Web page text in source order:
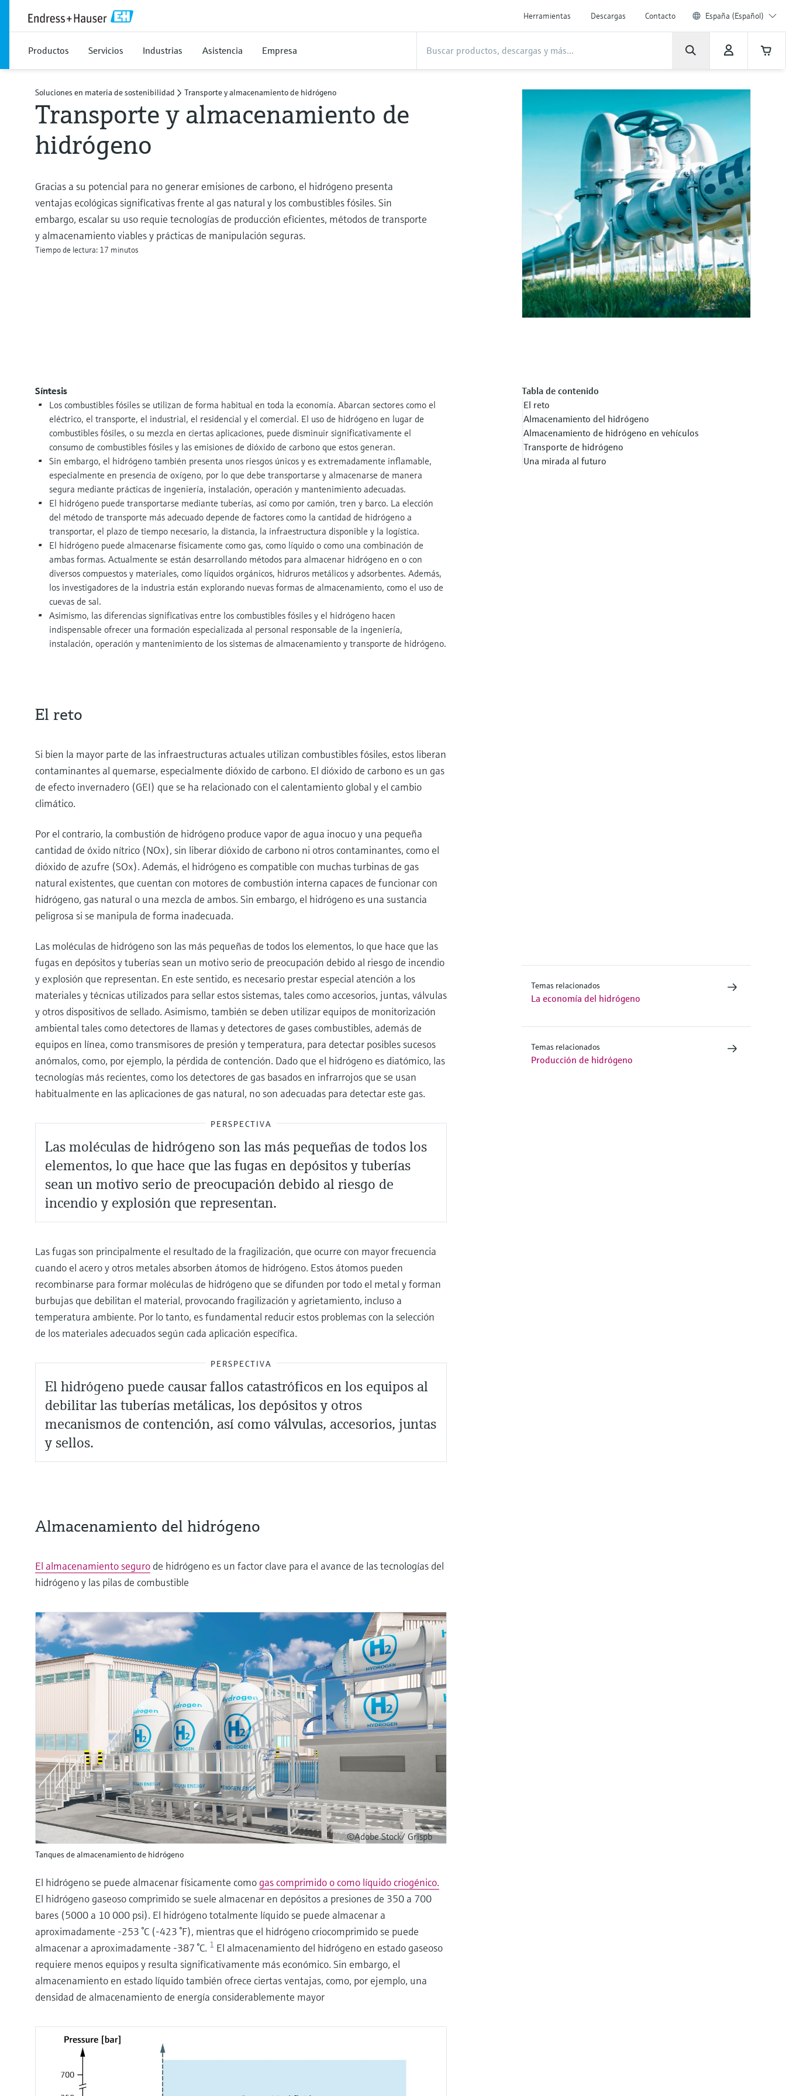
Herramientas Descargas Contacto España (Español)
Productos Servicios Industrias Asistencia Empresa
Soluciones en materia de sostenibilidad Transporte y almacenamiento de hidrógeno
Transporte y almacenamiento de
hidrógeno
Gracias a su potencial para no generar emisiones de carbono, el hidrógeno presenta
ventajas ecológicas significativas frente al gas natural y los combustibles fósiles. Sin
embargo, escalar su uso requie tecnologías de producción eficientes, métodos de transporte
y almacenamiento viables y prácticas de manipulación seguras.
Tiempo de lectura: 17 minutos
Síntesis
Los combustibles fósiles se utilizan de forma habitual en toda la economía. Abarcan sectores como el
eléctrico, el transporte, el industrial, el residencial y el comercial. El uso de hidrógeno en lugar de
combustibles fósiles, o su mezcla en ciertas aplicaciones, puede disminuir significativamente el
consumo de combustibles fósiles y las emisiones de dióxido de carbono que estos generan.
Sin embargo, el hidrógeno también presenta unos riesgos únicos y es extremadamente inflamable,
especialmente en presencia de oxígeno, por lo que debe transportarse y almacenarse de manera
segura mediante prácticas de ingeniería, instalación, operación y mantenimiento adecuadas.
El hidrógeno puede transportarse mediante tuberías, así como por camión, tren y barco. La elección
del método de transporte más adecuado depende de factores como la cantidad de hidrógeno a
transportar, el plazo de tiempo necesario, la distancia, la infraestructura disponible y la logística.
El hidrógeno puede almacenarse físicamente como gas, como líquido o como una combinación de
ambas formas. Actualmente se están desarrollando métodos para almacenar hidrógeno en o con
diversos compuestos y materiales, como líquidos orgánicos, hidruros metálicos y adsorbentes. Además,
los investigadores de la industria están explorando nuevas formas de almacenamiento, como el uso de
cuevas de sal.
Asimismo, las diferencias significativas entre los combustibles fósiles y el hidrógeno hacen
indispensable ofrecer una formación especializada al personal responsable de la ingeniería,
instalación, operación y mantenimiento de los sistemas de almacenamiento y transporte de hidrógeno.
Tabla de contenido
El reto
Almacenamiento del hidrógeno
Almacenamiento de hidrógeno en vehículos
Transporte de hidrógeno
Una mirada al futuro
El reto
Si bien la mayor parte de las infraestructuras actuales utilizan combustibles fósiles, estos liberan
contaminantes al quemarse, especialmente dióxido de carbono. El dióxido de carbono es un gas
de efecto invernadero (GEI) que se ha relacionado con el calentamiento global y el cambio
climático.
Por el contrario, la combustión de hidrógeno produce vapor de agua inocuo y una pequeña
cantidad de óxido nítrico (NOx), sin liberar dióxido de carbono ni otros contaminantes, como el
dióxido de azufre (SOx). Además, el hidrógeno es compatible con muchas turbinas de gas
natural existentes, que cuentan con motores de combustión interna capaces de funcionar con
hidrógeno, gas natural o una mezcla de ambos. Sin embargo, el hidrógeno es una sustancia
peligrosa si se manipula de forma inadecuada.
Las moléculas de hidrógeno son las más pequeñas de todos los elementos, lo que hace que las
fugas en depósitos y tuberías sean un motivo serio de preocupación debido al riesgo de incendio
y explosión que representan. En este sentido, es necesario prestar especial atención a los
materiales y técnicas utilizados para sellar estos sistemas, tales como accesorios, juntas, válvulas
y otros dispositivos de sellado. Asimismo, también se deben utilizar equipos de monitorización
ambiental tales como detectores de llamas y detectores de gases combustibles, además de
equipos en línea, como transmisores de presión y temperatura, para detectar posibles sucesos
anómalos, como, por ejemplo, la pérdida de contención. Dado que el hidrógeno es diatómico, las
tecnologías más recientes, como los detectores de gas basados en infrarrojos que se usan
habitualmente en las aplicaciones de gas natural, no son adecuadas para detectar este gas.
PERSPECTIVA
Las moléculas de hidrógeno son las más pequeñas de todos los
elementos, lo que hace que las fugas en depósitos y tuberías
sean un motivo serio de preocupación debido al riesgo de
incendio y explosión que representan.
Las fugas son principalmente el resultado de la fragilización, que ocurre con mayor frecuencia
cuando el acero y otros metales absorben átomos de hidrógeno. Estos átomos pueden
recombinarse para formar moléculas de hidrógeno que se difunden por todo el metal y forman
burbujas que debilitan el material, provocando fragilización y agrietamiento, incluso a
temperatura ambiente. Por lo tanto, es fundamental reducir estos problemas con la selección
de los materiales adecuados según cada aplicación específica.
PERSPECTIVA
El hidrógeno puede causar fallos catastróficos en los equipos al
debilitar las tuberías metálicas, los depósitos y otros
mecanismos de contención, así como válvulas, accesorios, juntas
y sellos.
Almacenamiento del hidrógeno
El almacenamiento seguro de hidrógeno es un factor clave para el avance de las tecnologías del
hidrógeno y las pilas de combustible
©Adobe Stock/ Grispb
Tanques de almacenamiento de hidrógeno
El hidrógeno se puede almacenar físicamente como gas comprimido o como líquido criogénico.
El hidrógeno gaseoso comprimido se suele almacenar en depósitos a presiones de 350 a 700
bares (5000 a 10 000 psi). El hidrógeno totalmente líquido se puede almacenar a
aproximadamente -253 °C (-423 °F), mientras que el hidrógeno criocomprimido se puede
almacenar a aproximadamente -387 °C. 1 El almacenamiento del hidrógeno en estado gaseoso
requiere menos equipos y resulta significativamente más económico. Sin embargo, el
almacenamiento en estado líquido también ofrece ciertas ventajas, como, por ejemplo, una
densidad de almacenamiento de energía considerablemente mayor
Temas relacionados
La economía del hidrógeno
Temas relacionados
Producción de hidrógeno